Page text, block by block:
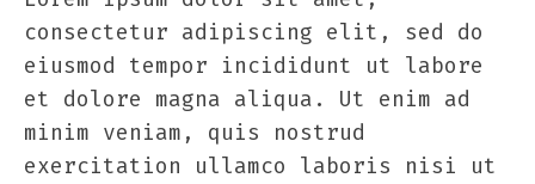
consectetur adipiscing elit, sed do
eiusmod tempor incididunt ut labore
et dolore magna aliqua. Ut enim ad
minim veniam, quis nostrud
exercitation ullamco laboris nisi ut